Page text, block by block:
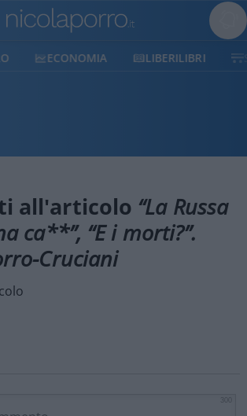
ECONOMIA LIBERILIBRI
all'articolo “La Russa
ca**”, “E i morti?”.
Cruciani